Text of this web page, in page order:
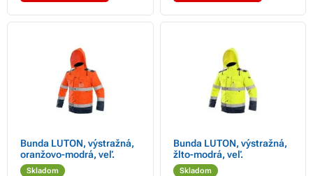
Bunda LUTON, výstražná,
oranžovo-modrá, veľ.
Skladom
Bunda LUTON, výstražná,
žlto-modrá, veľ.
Skladom